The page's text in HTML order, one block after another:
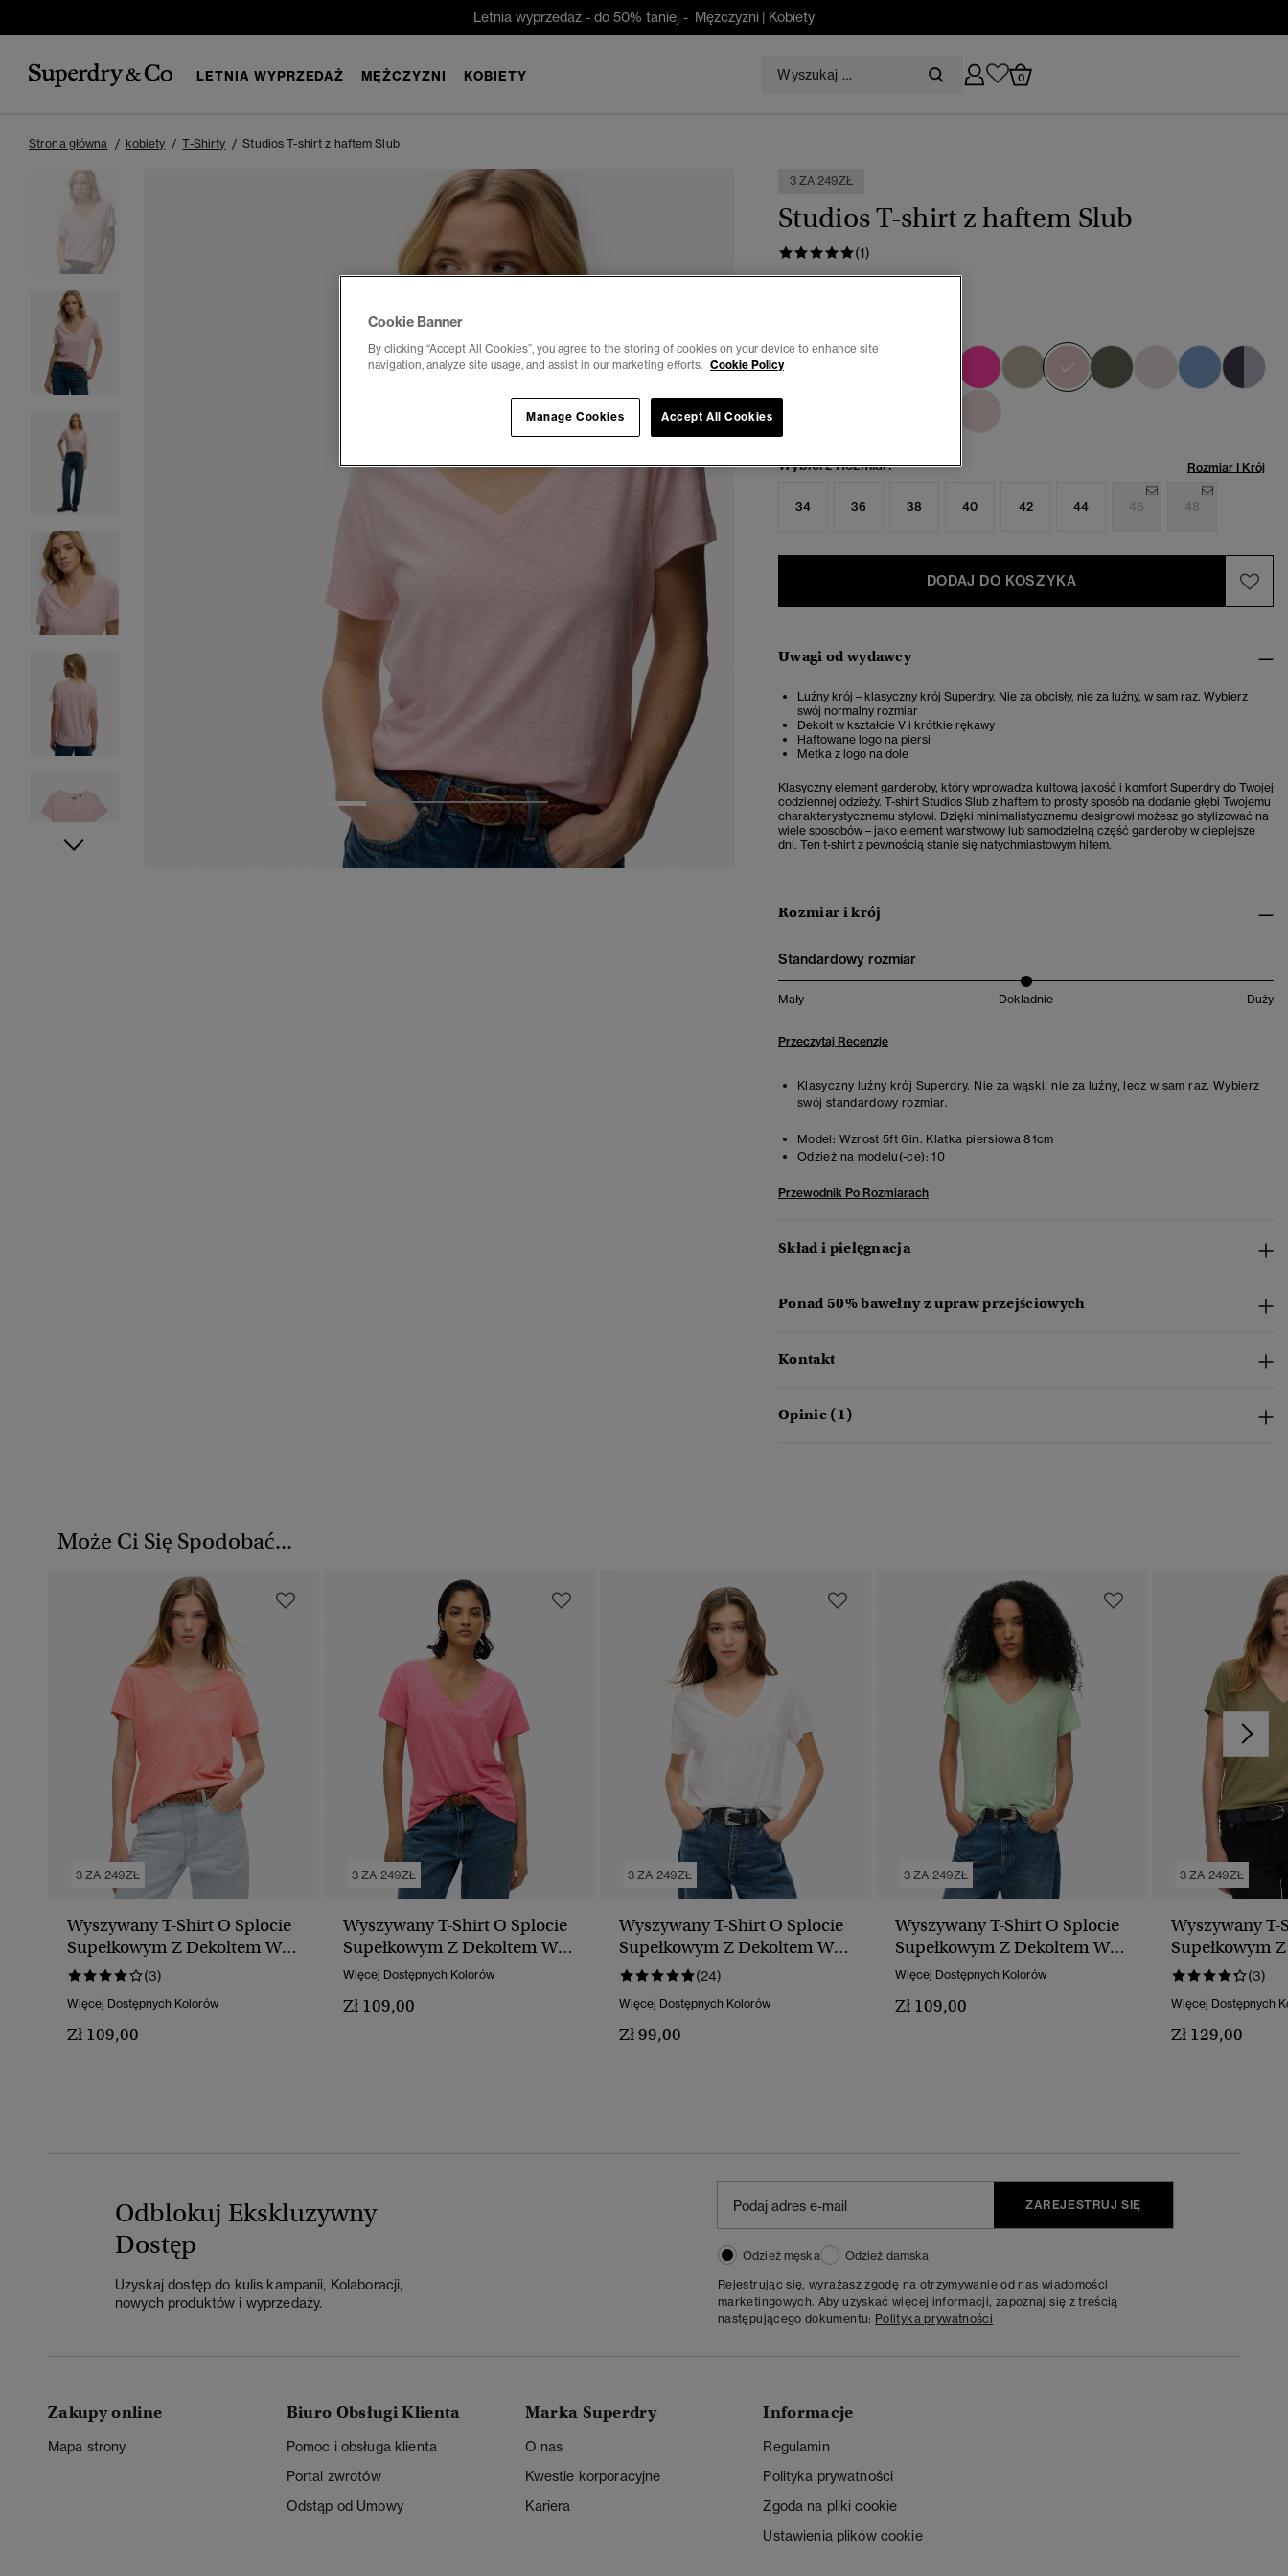
Letnia wyprzedaż - do 50% taniej - Mężczyzni | Kobiety
LETNIA WYPRZEDAŻ MĘŻCZYZNI KOBIETY 0
Strona główna kobiety T-Shirty Studios T-shirt z haftem Slub
1 3 4 5 6
3 ZA 249ZŁ
Studios T-shirt z haftem Slub
(1)
wybrano
Wybierz Rozmiar: Rozmiar I Krój
34 36 38 40 42 44 46 48
DODAJ DO KOSZYKA
Uwagi od wydawcy
Luźny krój – klasyczny krój Superdry. Nie za obcisły, nie za luźny, w sam raz. Wybierz
swój normalny rozmiar
Dekolt w kształcie V i krótkie rękawy
Haftowane logo na piersi
Metka z logo na dole
Klasyczny element garderoby, który wprowadza kultową jakość i komfort Superdry do Twojej
codziennej odzieży. T-shirt Studios Slub z haftem to prosty sposób na dodanie głębi Twojemu
charakterystycznemu stylowi. Dzięki minimalistycznemu designowi możesz go stylizować na
wiele sposobów – jako element warstwowy lub samodzielną część garderoby w cieplejsze
dni. Ten t-shirt z pewnością stanie się natychmiastowym hitem.
Rozmiar i krój
Standardowy rozmiar
Mały Dokładnie Duży
Przeczytaj Recenzje
Klasyczny luźny krój Superdry. Nie za wąski, nie za luźny, lecz w sam raz. Wybierz
swój standardowy rozmiar.
Model: Wzrost 5ft 6in. Klatka piersiowa 81cm
Odzież na modelu(-ce): 10
Przewodnik Po Rozmiarach
Skład i pielęgnacja
Ponad 50% bawełny z upraw przejściowych
Kontakt
Opinie (1)
Może Ci Się Spodobać...
3 ZA 249ZŁ
Wyszywany T-Shirt O Splocie
Supełkowym Z Dekoltem W
Serek
(3)
Więcej Dostępnych Kolorów
Zł 109,00
3 ZA 249ZŁ
Wyszywany T-Shirt O Splocie
Supełkowym Z Dekoltem W
Serek
Więcej Dostępnych Kolorów
Zł 109,00
3 ZA 249ZŁ
Wyszywany T-Shirt O Splocie
Supełkowym Z Dekoltem W
Serek
(24)
Więcej Dostępnych Kolorów
Zł 99,00
3 ZA 249ZŁ
Wyszywany T-Shirt O Splocie
Supełkowym Z Dekoltem W
Serek
Więcej Dostępnych Kolorów
Zł 109,00
3 ZA 249ZŁ
Wyszywany T-
Supełkowym
Serek
(3)
Więcej Dostępnych
Zł 129,00
Odblokuj Ekskluzywny
Dostęp
Uzyskaj dostęp do kulis kampanii, Kolaboracji,
nowych produktów i wyprzedaży.
ZAREJESTRUJ SIĘ
Odzież męska
Odzież damska
Rejestrując się, wyrażasz zgodę na otrzymywanie od nas wiadomości
marketingowych. Aby uzyskać więcej informacji, zapoznaj się z treścią
następującego dokumentu: Polityka prywatności
Zakupy online
Mapa strony
Biuro Obsługi Klienta
Pomoc i obsługa klienta
Portal zwrotów
Odstąp od Umowy
Marka Superdry
O nas
Kwestie korporacyjne
Kariera
Informacje
Regulamin
Polityka prywatności
Zgoda na pliki cookie
Ustawienia plików cookie
Cookie Banner
By clicking “Accept All Cookies”, you agree to the storing of cookies on your device to enhance site
navigation, analyze site usage, and assist in our marketing efforts. Cookie Policy
Accept All Cookies
Manage Cookies